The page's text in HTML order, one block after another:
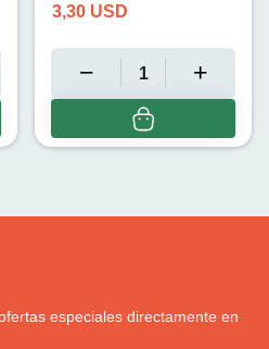
3,30 USD
especiales directamente en